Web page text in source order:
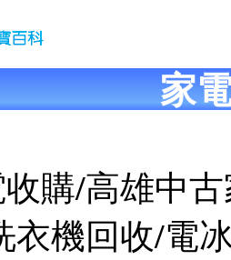
家
購/高雄中
衣機回收/電